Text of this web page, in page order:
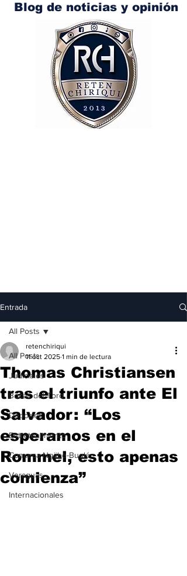
Blog de noticias y opinión
Entrada
All Posts
Judiciales
Bocas del Toro
Deportes
Entretenimiento
Comarca Ngäbe-Buglé
Veraguas
Internacionales
All Posts
Thomas Christiansen
tras el triunfo ante El
Salvador: “Los
esperamos en el
Rommel, esto apenas
comienza”
retenchiriqui
11 oct 2025 1 min de lectura